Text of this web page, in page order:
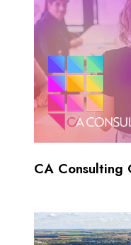
CA Consulting